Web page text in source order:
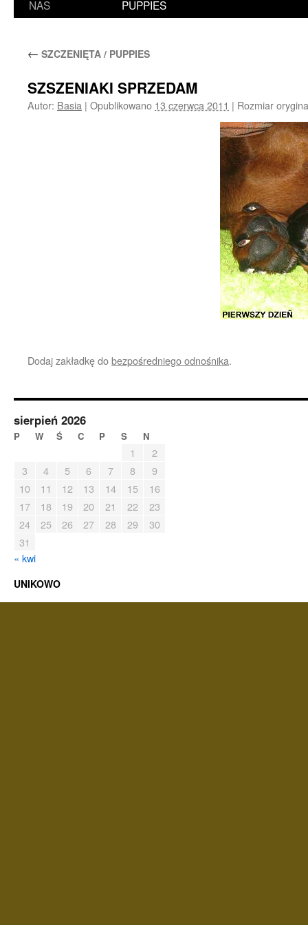
NAS
PUPPIES
← SZCZENIĘTA / PUPPIES
SZSZENIAKI SPRZEDAM
Autor: Basia | Opublikowano 13 czerwca 2011 | Rozmiar
Dodaj zakładkę dobezpośredniego odnośnika.
sierpień 2026
P W Ś C P S N
1
2
3
4 5 6 7 8
9
10
11 12 13 14 15
16
17
18 19 20 21 22
23
24
25 26 27 28 29
30
31
« kwi
UNIKOWO